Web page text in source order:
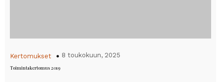
Kertomukset 8 toukokuun, 2025
Toimintakertomus 2019